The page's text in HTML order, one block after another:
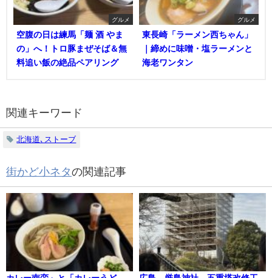
グルメ
空腹の日は練馬「麺 酒 やま
の」へ！トロ豚まぜそば＆無
料追い飯の絶品ペアリング
グルメ
東長崎「ラーメン西ちゃん」
｜締めに味噌・塩ラーメンと
海老ワンタン
関連キーワード
北海道､ストーブ
街かど小ネタの関連記事